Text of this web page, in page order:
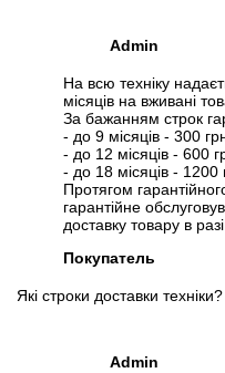
Admin
На всю техніку
місяців на вживані
За бажанням строк
- до 9 місяців - 300
- до 12 місяців - 600
- до 18 місяців - 1200
Протягом
гарантійне
доставку товару в
Покупатель
Які строки доставки техніки?
Admin